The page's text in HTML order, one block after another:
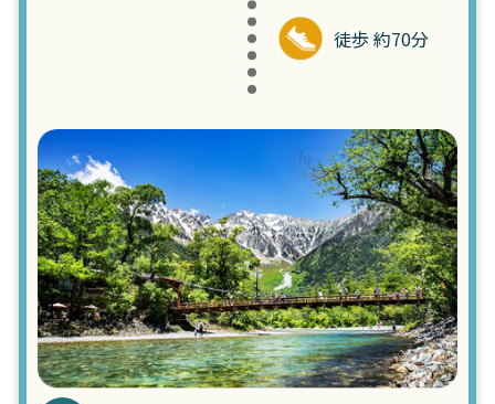
徒歩 約70分